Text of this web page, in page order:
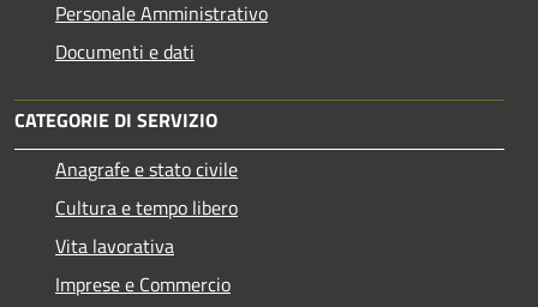
Personale Amministrativo
Documenti e dati
CATEGORIE DI SERVIZIO
Anagrafe e stato civile
Cultura e tempo libero
Vita lavorativa
Imprese e Commercio